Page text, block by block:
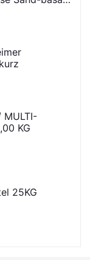
MULTI-
KG
25KG